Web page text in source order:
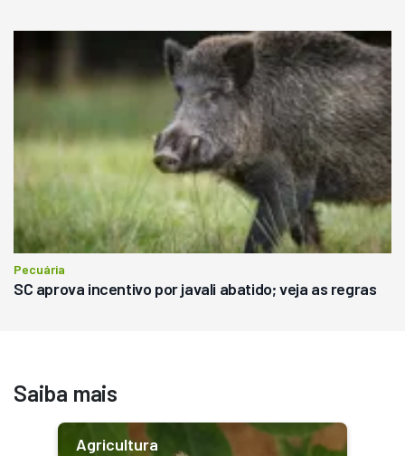
Pecuária
SC aprova incentivo por javali abatido; veja as regras
Saiba mais
Agricultura